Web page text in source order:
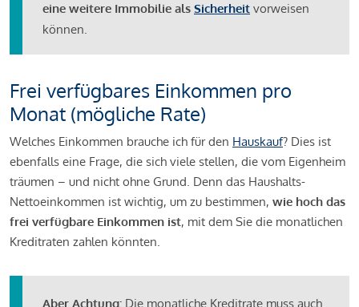
eine weitere Immobilie als Sicherheit vorweisen
können.
Frei verfügbares Einkommen pro
Monat (mögliche Rate)
Welches Einkommen brauche ich für den Hauskauf? Dies ist
ebenfalls eine Frage, die sich viele stellen, die vom Eigenheim
träumen – und nicht ohne Grund. Denn das Haushalts-
Nettoeinkommen ist wichtig, um zu bestimmen, wie hoch das
frei verfügbare Einkommen ist, mit dem Sie die monatlichen
Kreditraten zahlen könnten.
Aber Achtung: Die monatliche Kreditrate muss auch